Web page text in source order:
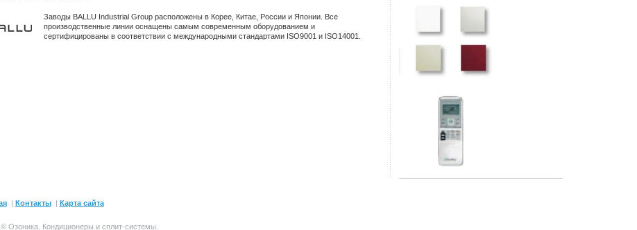
Заводы BALLU Industrial Group расположены в Корее, Китае, России и Японии. Все
производственные линии оснащены самым современным оборудованием и
сертифицированы в соответствии с международными стандартами ISO9001 и ISO14001.
| Контакты| Карта сайта
Озоника. Кондиционеры и сплит-системы